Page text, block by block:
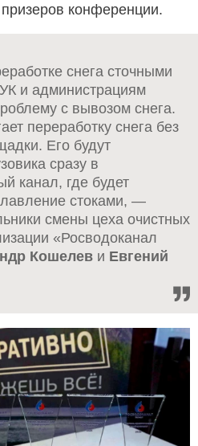
конференции.
снега сточными
и администрациям
с вывозом снега.
переработку снега без
Его будут
сразу в
канал, где будет
стоками, —
смены цеха очистных
«Росводоканал
Кошелев и Евгений